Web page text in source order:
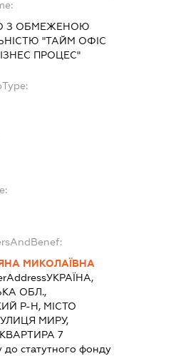
З ОБМЕЖЕНОЮ
"ТАЙМ ОФІС
ПРОЦЕС"
МИКОЛАЇВНА
УКРАЇНА,
ОБЛ.,
Р-Н, МІСТО
МИРУ,
7
до статутного фонду